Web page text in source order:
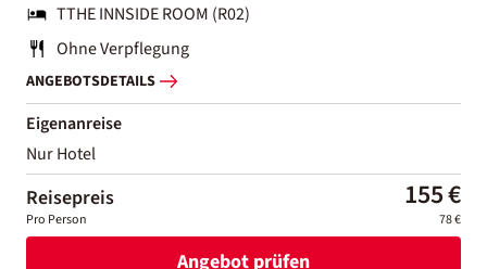
TTHE INNSIDE ROOM (R02)
Ohne Verpflegung
ANGEBOTSDETAILS
Eigenanreise
Nur Hotel
Reisepreis 155 €
Pro Person 78 €
Angebot prüfen